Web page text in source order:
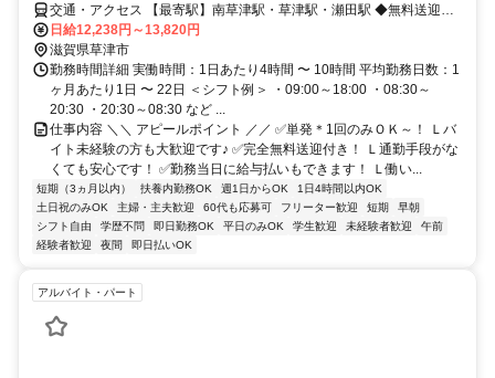
交通・アクセス 【最寄駅】南草津駅・草津駅・瀬田駅 ◆無料送迎あ
り
日給12,238円～13,820円
滋賀県草津市
勤務時間詳細 実働時間：1日あたり4時間 〜 10時間 平均勤務日数：1
ヶ月あたり1日 〜 22日 ＜シフト例＞ ・09:00～18:00 ・08:30～
20:30 ・20:30～08:30 など ...
仕事内容 ＼＼ アピールポイント ／／ ✅単発＊1回のみＯＫ～！ Ｌバ
イト未経験の方も大歓迎です♪ ✅完全無料送迎付き！ Ｌ通勤手段がな
くても安心です！ ✅勤務当日に給与払いもできます！ Ｌ働い...
短期（3ヵ月以内） 扶養内勤務OK 週1日からOK
1日4時間以内OK
土日祝のみOK
主婦・主夫歓迎 60代も応募可 フリーター歓迎 短期
早朝
シフト自由
学歴不問 即日勤務OK 平日のみOK 学生歓迎 未経験者歓迎
午前
経験者歓迎
夜間 即日払いOK
アルバイト・パート